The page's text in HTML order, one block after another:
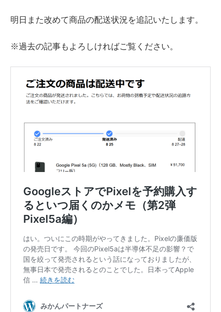
明日また改めて商品の配送状況を追記いたします。
※過去の記事もよろしければご覧ください。